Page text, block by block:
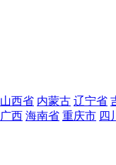
山西省 内蒙古 辽宁省
广西 海南省 重庆市 四